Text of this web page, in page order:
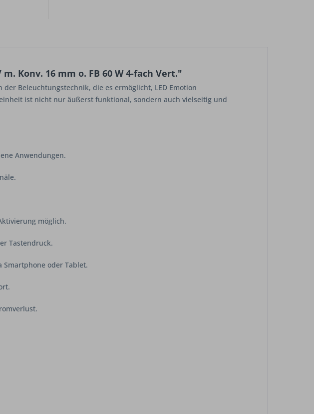
Konv. 16 mm o. FB 60 W 4-fach Vert."
Beleuchtungstechnik, die es ermöglicht, LED Emotion
ist nicht nur äußerst funktional, sondern auch vielseitig und
Anwendungen.
möglich.
Tastendruck.
Smartphone oder Tablet.